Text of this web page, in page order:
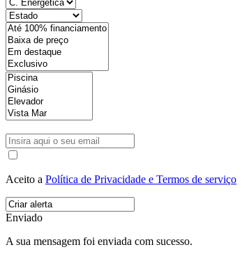
Aceito a Política de Privacidade e Termos de serviço
Enviado
A sua mensagem foi enviada com sucesso.